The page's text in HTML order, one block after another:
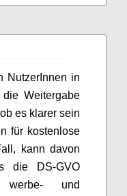
NutzerInnen in
Weitergabe
es klarer sein
für kostenlose
kann davon
die DS-GVO
werbe- und